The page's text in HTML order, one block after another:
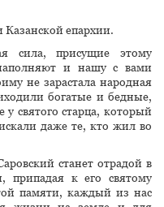
епархии.
сила, присущие этому
и нашу с вами
не зарастала народная
богатые и бедные,
святого старца, который
даже те, кто жил во
станет отрадой в
к его святому
памяти, каждый из нас